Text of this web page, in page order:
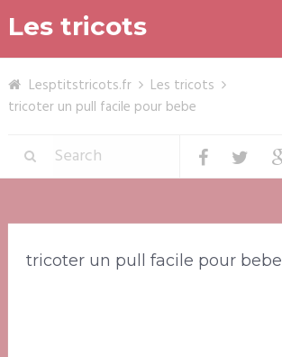
Les tricots
Lesptitstricots.fr
Les tricots
tricoter un pull facile pour bebe
tricoter un pull facile pour bebe